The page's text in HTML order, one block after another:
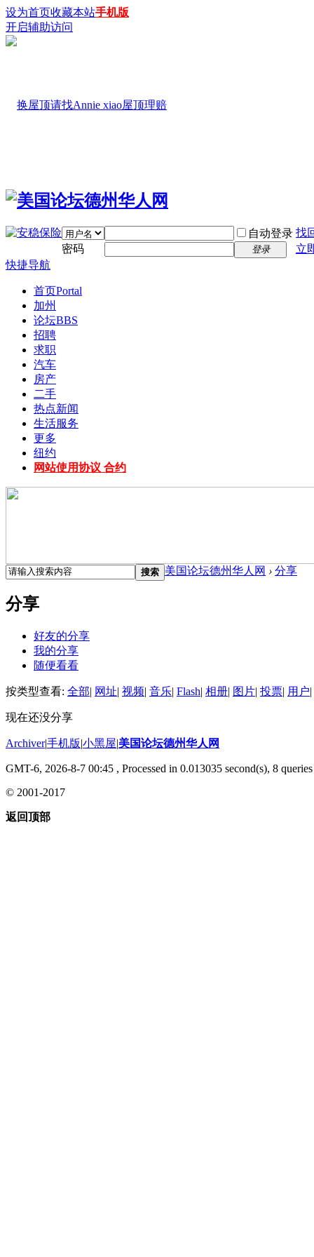
设为首页收藏本站手机版
开启辅助访问
自动登录 找
密码
登录
立
快捷导航
首页Portal
加州
论坛BBS
招聘
求职
汽车
房产
二手
热点新闻
生活服务
更多
纽约
网站使用协议 合约
搜索 美国论坛德州华人网 › 分享
分享
好友的分享
我的分享
随便看看
按类型查看: 全部| 网址| 视频| 音乐| Flash| 相册| 图片| 投票| 用户|
现在还没分享
Archiver|手机版|小黑屋|美国论坛德州华人网
GMT-6, 2026-8-7 00:45 , Processed in 0.013035 second(s), 8
© 2001-2017
返回顶部